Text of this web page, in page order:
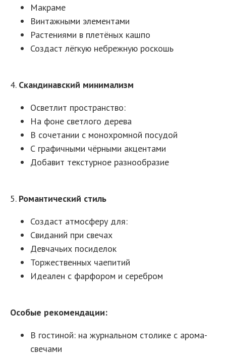
Макраме
Винтажными элементами
Растениями в плетёных кашпо
Создаст лёгкую небрежную роскошь
4. Скандинавский минимализм
Осветлит пространство:
На фоне светлого дерева
В сочетании с монохромной посудой
С графичными чёрными акцентами
Добавит текстурное разнообразие
5. Романтический стиль
Создаст атмосферу для:
Свиданий при свечах
Девчачьих посиделок
Торжественных чаепитий
Идеален с фарфором и серебром
Особые рекомендации:
В гостиной: на журнальном столике с арома-
свечами